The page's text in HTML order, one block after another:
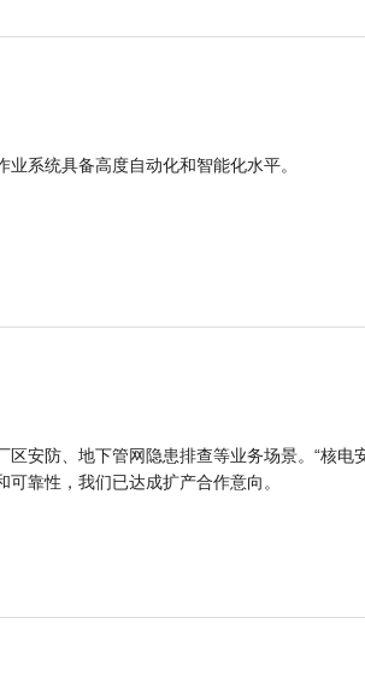
系统具备高度自动化和智能化水平。
安防、地下管网隐患排查等业务场景。“核电
靠性，我们已达成扩产合作意向。